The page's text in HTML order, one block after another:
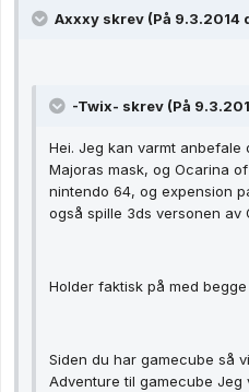
Axxxy skrev (På 9.3.2014
-Twix- skrev (På
Hei. Jeg kan varmt anbefale
Majoras mask, og Ocarina
nintendo 64, og expension
også spille 3ds versonen av
Holder faktisk på med
Siden du har gamecube så
Adventure til gamecube Jeg